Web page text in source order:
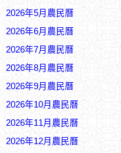
2026年5月農民曆
2026年6月農民曆
2026年7月農民曆
2026年8月農民曆
2026年9月農民曆
2026年10月農民曆
2026年11月農民曆
2026年12月農民曆